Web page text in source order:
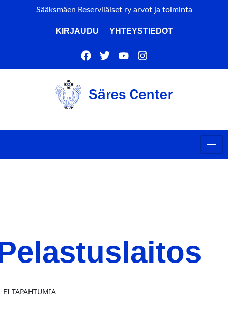
Sääksmäen Reserviläiset ry arvot ja toiminta
KIRJAUDU YHTEYSTIEDOT
EI TAPAHTUMIA